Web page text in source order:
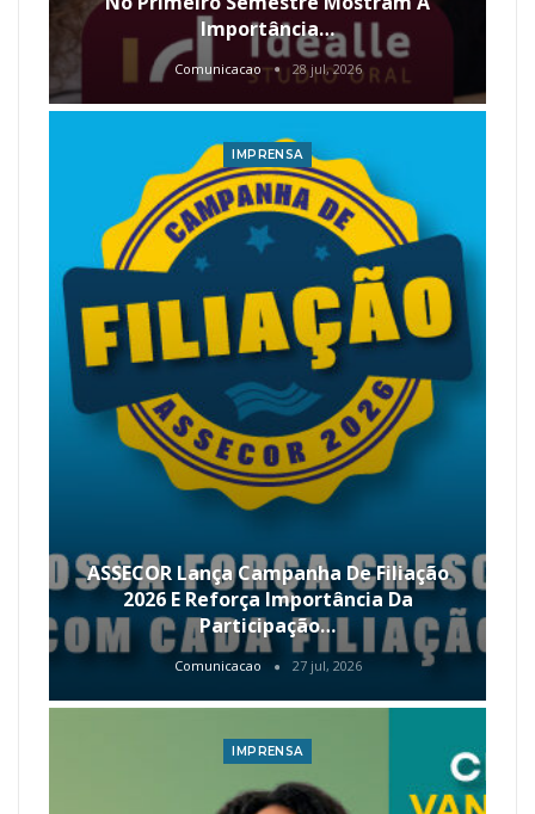
Importância…
Comunicacao 28 jul, 2026
IMPRENSA
ASSECOR Lança Campanha De Filiação
2026 E Reforça Importância Da
Participação…
Comunicacao 27 jul, 2026
IMPRENSA